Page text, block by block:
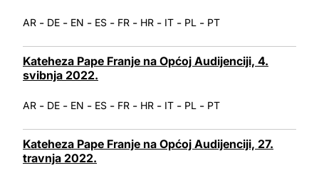
AR - DE - EN - ES - FR - HR - IT - PL - PT
Kateheza Pape Franje na Općoj Audijenciji, 4.
svibnja 2022.
AR - DE - EN - ES - FR - HR - IT - PL - PT
Kateheza Pape Franje na Općoj Audijenciji, 27.
travnja 2022.